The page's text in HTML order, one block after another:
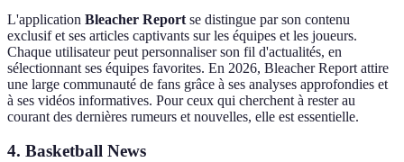
L'application Bleacher Report se distingue par son contenu
exclusif et ses articles captivants sur les équipes et les joueurs.
Chaque utilisateur peut personnaliser son fil d'actualités, en
sélectionnant ses équipes favorites. En 2026, Bleacher Report attire
une large communauté de fans grâce à ses analyses approfondies et
à ses vidéos informatives. Pour ceux qui cherchent à rester au
courant des dernières rumeurs et nouvelles, elle est essentielle.
4. Basketball News